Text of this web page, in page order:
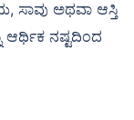
ಸಾವು ಅಥವಾ ಆಸ್ತಿ
ನಷ್ಟದಿಂದ